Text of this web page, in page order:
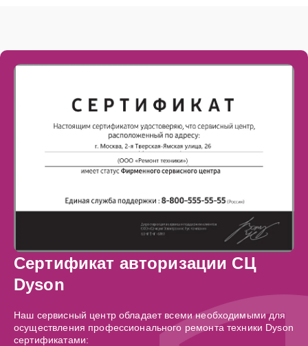
Сертификат авторизации СЦ
Dyson
Наш сервисный центр обладает всеми необходимыми для
осуществления профессионального ремонта техники Dyson
сертификатами: